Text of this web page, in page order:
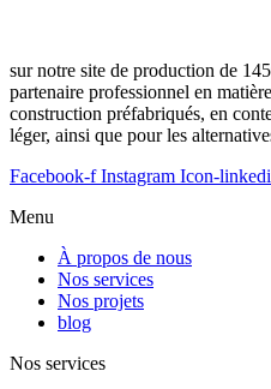
sur notre site de production de
partenaire professionnel en
construction préfabriqués, en
léger, ainsi que pour les
Facebook-f Instagram Icon-
Menu
À propos de nous
Nos services
Nos projets
blog
Nos services